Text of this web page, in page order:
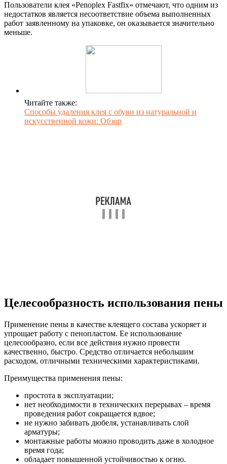
Пользователи клея «Penoplex Fastfix» отмечают, что одним из
недостатков является несоответствие объема выполненных
работ заявленному на упаковке, он оказывается значительно
меньше.
Читайте также:
Способы удаления клея с обуви из натуральной и
искусственной кожи: Обзор
Целесообразность использования пены
Применение пены в качестве клеящего состава ускоряет и
упрощает работу с пенопластом. Ее использование
целесообразно, если все действия нужно провести
качественно, быстро. Средство отличается небольшим
расходом, отличными техническими характеристиками.
Преимущества применения пены:
простота в эксплуатации;
нет необходимости в технических перерывах – время
проведения работ сокращается вдвое;
не нужно забивать дюбеля, устанавливать слой
арматуры;
монтажные работы можно проводить даже в холодное
время года;
обладает повышенной устойчивостью к огню.